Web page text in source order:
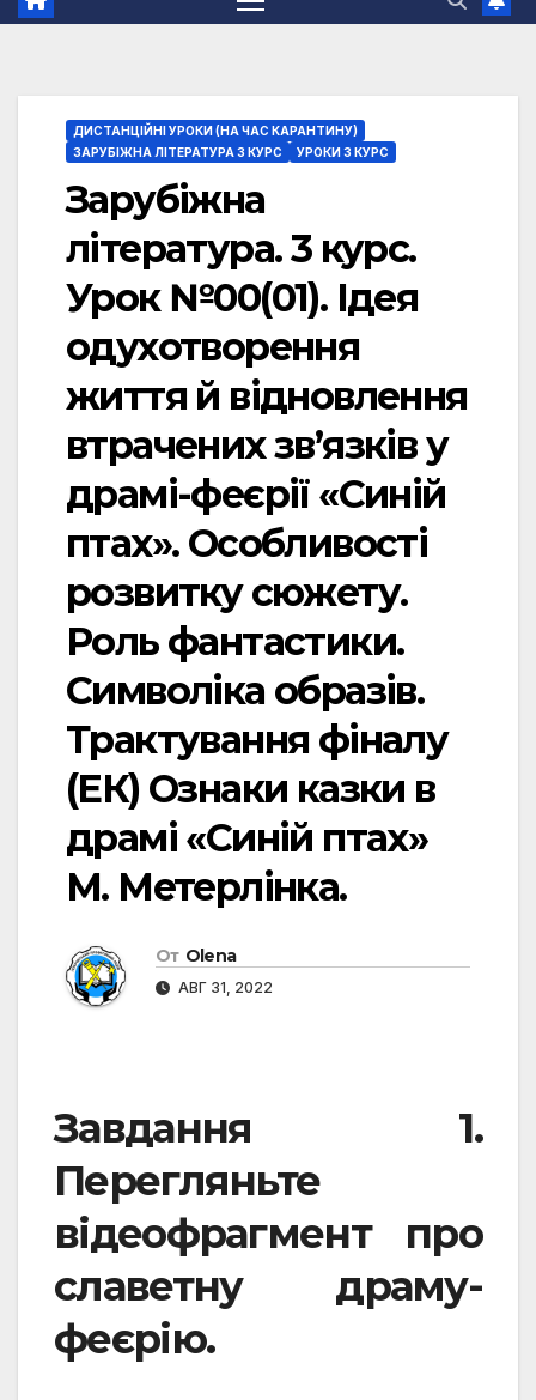
ДИСТАНЦІЙНІ УРОКИ (НА ЧАС КАРАНТИНУ)
ЗАРУБІЖНА ЛІТЕРАТУРА 3 КУРС
УРОКИ 3 КУРС
Зарубіжна
література. 3 курс.
Урок №00(01). Ідея
одухотворення
життя й відновлення
втрачених зв’язків у
драмі-феєрії «Синій
птах». Особливості
розвитку сюжету.
Роль фантастики.
Символіка образів.
Трактування фіналу
(ЕК) Ознаки казки в
драмі «Синій птах»
М. Метерлінка.
От Olena
АВГ 31, 2022
Завдання 1.
Перегляньте
відеофрагмент про
славетну драму-
феєрію.